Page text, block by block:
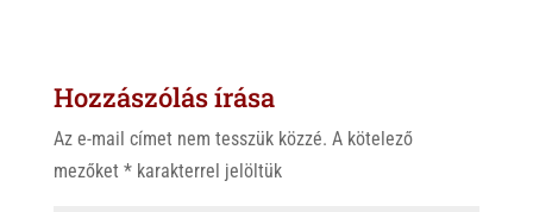
A
p
o
k
Hozzászólás írása
Az e-mail címet nem tesszük közzé. A kötelező
mezőket *karakterrel jelöltük